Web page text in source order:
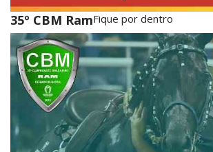
35º CBM RamFique por dentro